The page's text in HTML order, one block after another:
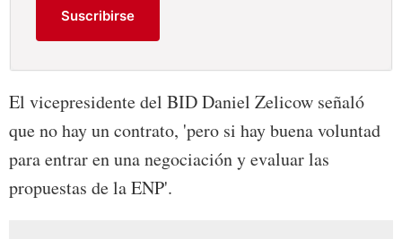
Suscribirse
El vicepresidente del BID Daniel Zelicow señaló
que no hay un contrato, 'pero si hay buena voluntad
para entrar en una negociación y evaluar las
propuestas de la ENP'.